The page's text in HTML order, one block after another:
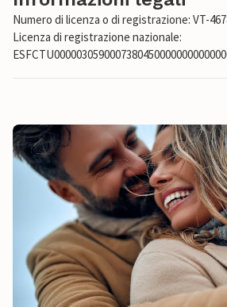
Numero di licenza o di registrazione: VT-
Licenza di registrazione nazionale: